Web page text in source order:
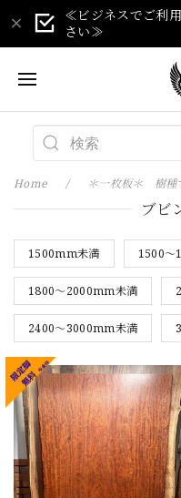
≪ビジネスでご利
さい≫
Home ＊一枚板＊ 樹種
ブビ
1500mm未満 1500～
1800～2000mm未満
2400～3000mm未満